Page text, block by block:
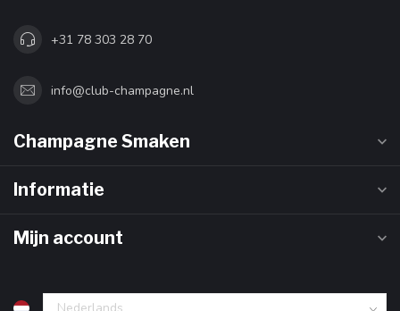
+31 78 303 28 70
info@club-champagne.nl
Champagne Smaken
Informatie
Mijn account